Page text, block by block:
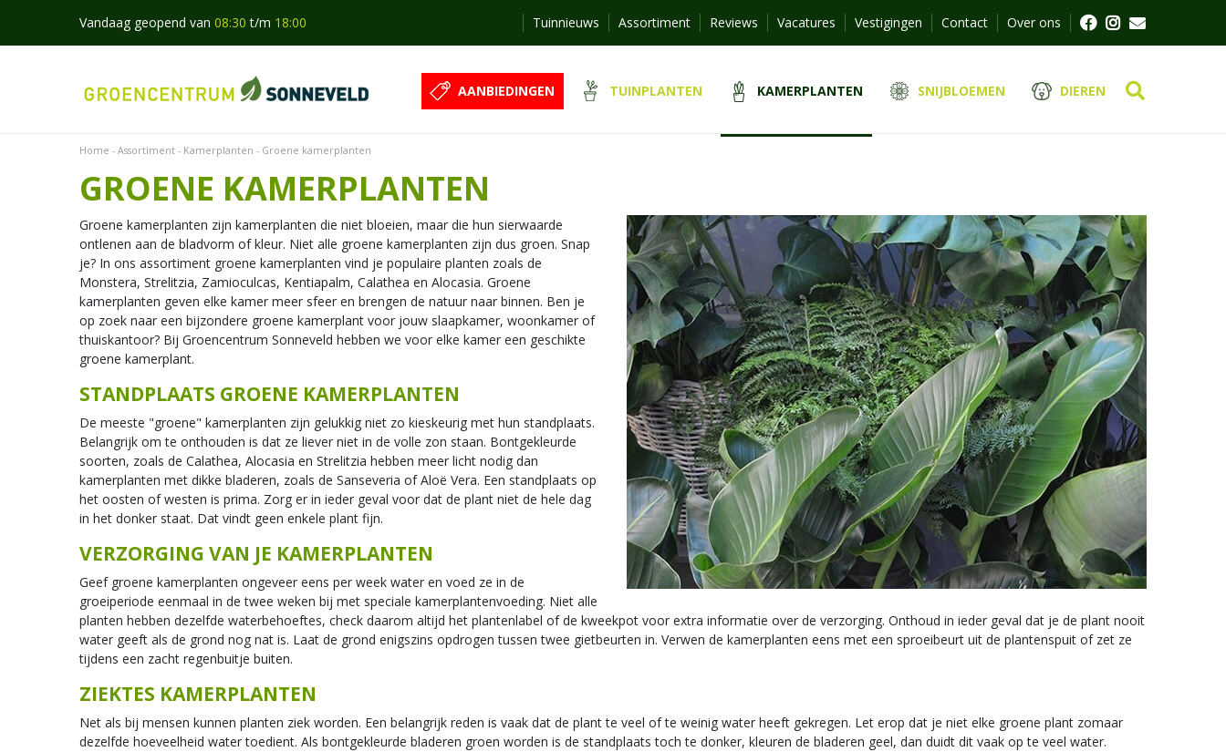
content
Home Assortiment Kamerplanten Groene kamerplanten
Vandaag geopend van 08:30 t/m 18:00 Tuinnieuws Assortiment Reviews Vacatures Vestigingen Contact Over ons
AANBIEDINGEN TUINPLANTEN KAMERPLANTEN SNIJBLOEMEN DIEREN
GROENE KAMERPLANTEN
Groene kamerplanten zijn kamerplanten die niet bloeien, maar die hun sierwaarde
ontlenen aan de bladvorm of kleur. Niet alle groene kamerplanten zijn dus groen. Snap
je? In ons assortiment groene kamerplanten vind je populaire planten zoals de
Monstera, Strelitzia, Zamioculcas, Kentiapalm, Calathea en Alocasia. Groene
kamerplanten geven elke kamer meer sfeer en brengen de natuur naar binnen. Ben je
op zoek naar een bijzondere groene kamerplant voor jouw slaapkamer, woonkamer of
thuiskantoor? Bij Groencentrum Sonneveld hebben we voor elke kamer een geschikte
groene kamerplant.
STANDPLAATS GROENE KAMERPLANTEN
De meeste "groene" kamerplanten zijn gelukkig niet zo kieskeurig met hun standplaats.
Belangrijk om te onthouden is dat ze liever niet in de volle zon staan. Bontgekleurde
soorten, zoals de Calathea, Alocasia en Strelitzia hebben meer licht nodig dan
kamerplanten met dikke bladeren, zoals de Sanseveria of Aloë Vera. Een standplaats op
het oosten of westen is prima. Zorg er in ieder geval voor dat de plant niet de hele dag
in het donker staat. Dat vindt geen enkele plant fijn.
VERZORGING VAN JE KAMERPLANTEN
Geef groene kamerplanten ongeveer eens per week water en voed ze in de
groeiperiode eenmaal in de twee weken bij met speciale kamerplantenvoeding. Niet alle
planten hebben dezelfde waterbehoeftes, check daarom altijd het plantenlabel of de kweekpot voor extra informatie over de verzorging. Onthoud in ieder geval dat je de plant nooit
water geeft als de grond nog nat is. Laat de grond enigszins opdrogen tussen twee gietbeurten in. Verwen de kamerplanten eens met een sproeibeurt uit de plantenspuit of zet ze
tijdens een zacht regenbuitje buiten.
ZIEKTES KAMERPLANTEN
Net als bij mensen kunnen planten ziek worden. Een belangrijk reden is vaak dat de plant te veel of te weinig water heeft gekregen. Let erop dat je niet elke groene plant zomaar
dezelfde hoeveelheid water toedient. Als bontgekleurde bladeren groen worden is de standplaats toch te donker, kleuren de bladeren geel, dan duidt dit vaak op te veel water.